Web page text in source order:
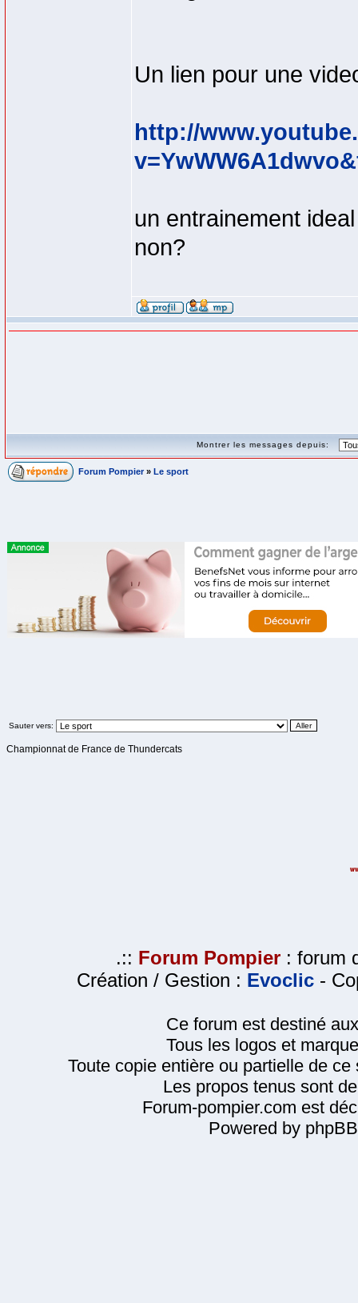
Un lien pour une
http://
un entrainement
non?
Montrer les messages depuis:
Forum Pompier » Le sport
Sauter vers:
Championnat de France de Thundercats
.:: Forum Pompier : forum
Création / Gestion : Evoclic -
Ce forum est destiné
Tous les logos et
Toute copie entière ou partielle de
Les propos tenus sont
Forum-pompier.com est
Powered by